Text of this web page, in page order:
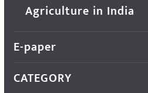
Agriculture in India
E-paper
CATEGORY